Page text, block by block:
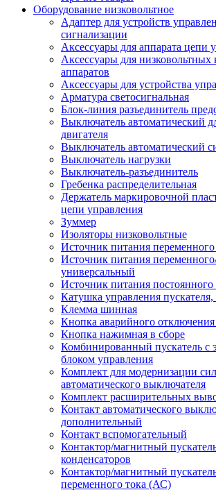
Оборудование низковольтное
Адаптер для устройств
сигнализации
Аксессуары для аппарата цепи
Аксессуары для
аппаратов
Аксессуары для устройства
Арматура светосигнальная
Блок-линия разъединитель
Выключатель автоматический
двигателя
Выключатель автоматический
Выключатель нагрузки
Выключатель-разъединитель
Гребенка распределительная
Держатель маркировочной
цепи управления
Зуммер
Изоляторы низковольтные
Источник питания переменного
Источник питания
универсальный
Источник питания постоянного
Катушка управления пускателя,
Клемма шинная
Кнопка аварийного отключения
Кнопка нажимная в сборе
Комбинированный пускатель с
блоком управления
Комплект для модернизации
автоматического выключателя
Комплект расширительных
Контакт автоматического
дополнительный
Контакт вспомогательный
Контактор/магнитный
конденсаторов
Контактор/магнитный
переменного тока (АС)